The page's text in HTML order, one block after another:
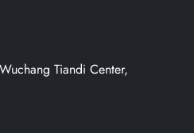
Tiandi Center,